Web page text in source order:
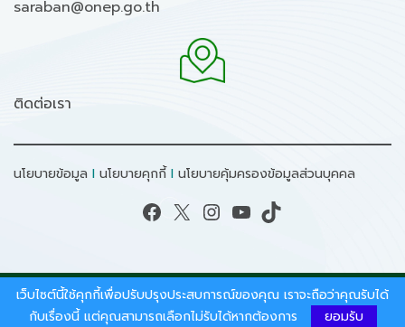
saraban@onep.go.th
ติดต่อเรา
นโยบายข้อมูล I นโยบายคุกกี้ I นโยบายคุ้มครองข้อมูลส่วนบุคคล
Facebook X Instagram YouTube TikTok
สงวนลิขสิทธิ์ © 2026 - สำนักงานนโยบายและแผน
ทรัพยากรธรรมชาติและสิ่งแวดล้อม.
เว็บไซต์นี้ใช้คุกกี้เพื่อปรับปรุงประสบการณ์ของคุณ เราจะถือว่าคุณรับได้
กับเรื่องนี้ แต่คุณสามารถเลือกไม่รับได้หากต้องการ
ยอมรับ